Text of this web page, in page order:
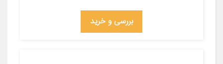
بررسی و خرید